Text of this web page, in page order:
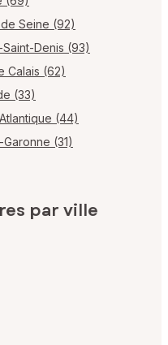
Seine (92)
Denis (93)
Calais (62)
(33)
(44)
(31)
par ville